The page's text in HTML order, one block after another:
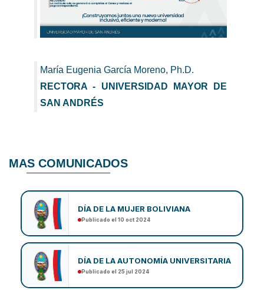
María Eugenia García Moreno, Ph.D.
RECTORA - UNIVERSIDAD MAYOR DE
SAN ANDRÉS
MAS COMUNICADOS
DÍA DE LA MUJER BOLIVIANA
Publicado el 10 oct 2024
DÍA DE LA AUTONOMÍA UNIVERSITARIA
Publicado el 25 jul 2024